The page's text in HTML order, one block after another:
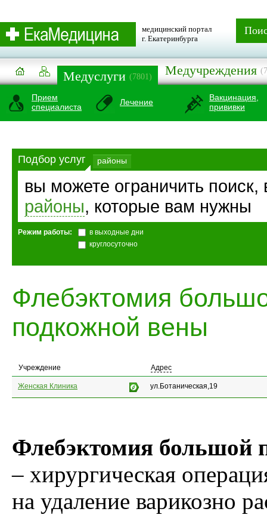
медицинский портал
г. Екатеринбурга
Медуслуги (7801) Медучреждения
Прием
специалиста
Лечение
Вакцинация,
прививки
Подбор услуг районы
вы можете ограничить
районы, которые вам нужны
Режим работы:
в выходные дни
круглосуточно
Флебэктомия
подкожной вены
Учреждение Адрес
Женская Клиника ул.Ботаническая,19
Флебэктомия большой
– хирургическая
на удаление варикозно